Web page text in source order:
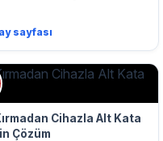
sayfası
Cihazla Alt Kata
Çözüm